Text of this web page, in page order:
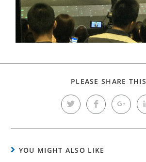
PLEASE SHARE THIS
YOU MIGHT ALSO LIKE